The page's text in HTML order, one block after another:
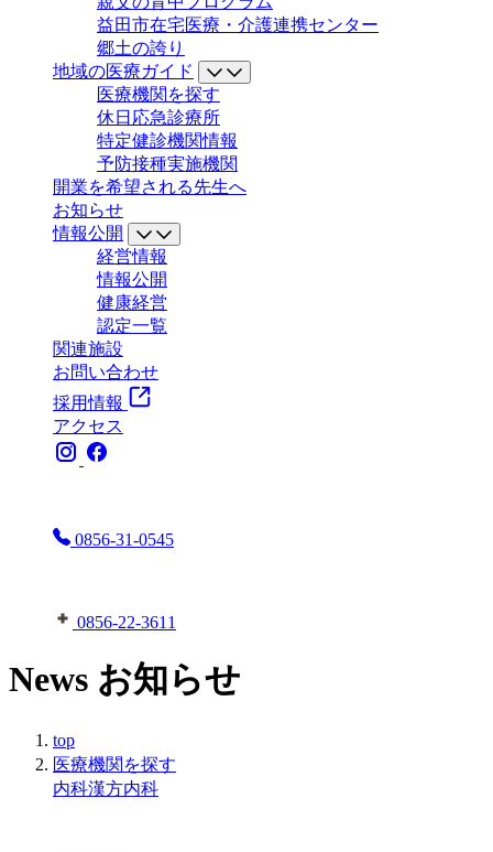
益田市在宅医療・介護連携センター
郷土の誇り
地域の医療ガイド
医療機関を探す
休日応急診療所
特定健診機関情報
予防接種実施機関
開業を希望される先生へ
お知らせ
情報公開
経営情報
情報公開
健康経営
認定一覧
関連施設
お問い合わせ
採用情報
アクセス
0856-31-0545
0856-22-3611
News お知らせ
top
医療機関を探す
内科漢方内科